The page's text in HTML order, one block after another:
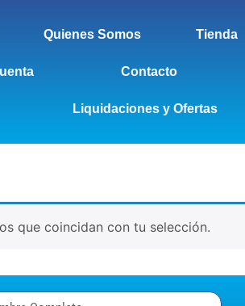
Quienes Somos Tienda
Contacto
Liquidaciones y Ofertas
que coincidan con tu selección.